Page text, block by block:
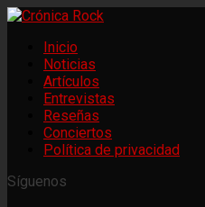
Inicio
Noticias
Artículos
Entrevistas
Reseñas
Conciertos
Política de privacidad
Síguenos